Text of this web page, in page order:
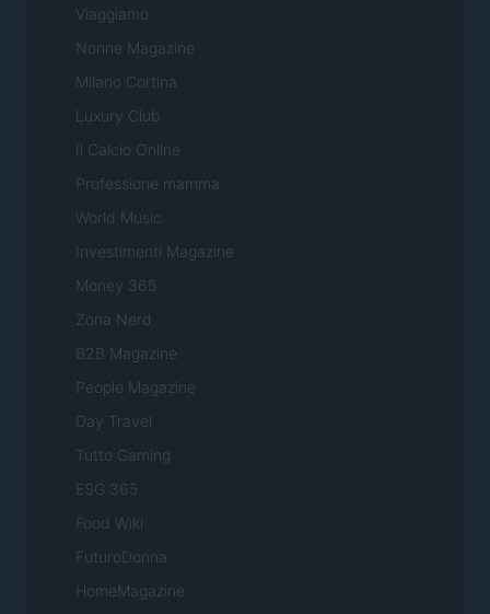
Viaggiamo
Nonne Magazine
Milano Cortina
Luxury Club
Il Calcio Online
Professione mamma
World Music
Investimenti Magazine
Money 365
Zona Nerd
B2B Magazine
People Magazine
Day Travel
Tutto Gaming
ESG 365
Food Wiki
FuturoDonna
HomeMagazine